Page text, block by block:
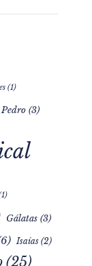
Gálatas (3)
(6) Isaías